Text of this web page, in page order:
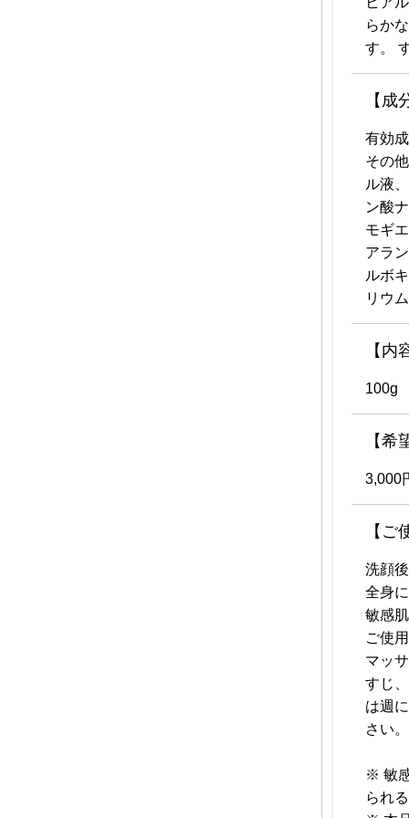
らか
す。
【成
有効
その
ル液
ン酸
モギ
アラ
ルボ
リウム
【内
100g
【希
3,000
【ご
洗顔
全身
敏感
ご使
マッ
すじ
は週
さい。
※ 敏
られ